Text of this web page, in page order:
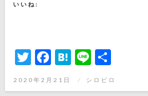
いいね:
Twitter
Facebook
Hatena
Line
有
投
日:
2020年2月21日 シロピロ